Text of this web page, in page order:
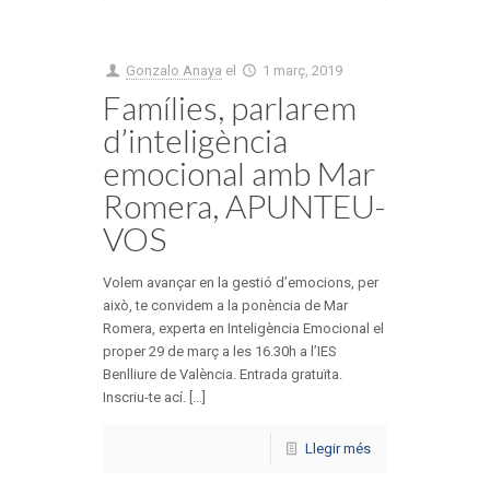
Gonzalo Anaya el 1 març, 2019
Famílies, parlarem
d’inteligència
emocional amb Mar
Romera, APUNTEU-
VOS
Volem avançar en la gestió d’emocions, per
això, te convidem a la ponència de Mar
Romera, experta en Inteligència Emocional el
proper 29 de març a les 16.30h a l’IES
Benlliure de València. Entrada gratuïta.
Inscriu-te ací. [...]
Llegir més